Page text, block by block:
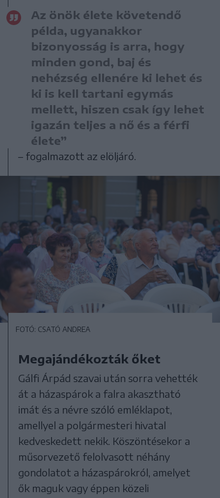
Az önök élete követendő
példa, ugyanakkor
bizonyosság is arra, hogy
minden gond, baj és
nehézség ellenére ki lehet és
ki is kell tartani egymás
mellett, hiszen csak így lehet
igazán teljes a nő és a férfi
élete”
– fogalmazott az elöljáró.
FOTÓ: CSATÓ ANDREA
Megajándékozták őket
Gálfi Árpád szavai után sorra vehették
át a házaspárok a falra akasztható
imát és a névre szóló emléklapot,
amellyel a polgármesteri hivatal
kedveskedett nekik. Köszöntésekor a
műsorvezető felolvasott néhány
gondolatot a házaspárokról, amelyet
ők maguk vagy éppen közeli